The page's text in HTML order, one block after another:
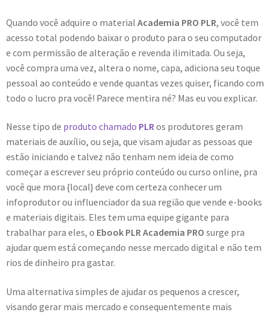
Quando você adquire o material Academia PRO PLR, você tem
acesso total podendo baixar o produto para o seu computador
e com permissão de alteração e revenda ilimitada. Ou seja,
você compra uma vez, altera o nome, capa, adiciona seu toque
pessoal ao conteúdo e vende quantas vezes quiser, ficando com
todo o lucro pra você! Parece mentira né? Mas eu vou explicar.
Nesse tipo de produto chamado PLRos produtores geram
materiais de auxílio, ou seja, que visam ajudar as pessoas que
estão iniciando e talvez não tenham nem ideia de como
começar a escrever seu próprio conteúdo ou curso online, pra
você que mora {local} deve com certeza conhecer um
infoprodutor ou influenciador da sua região que vende e-books
e materiais digitais. Eles tem uma equipe gigante para
trabalhar para eles, o Ebook PLR Academia PRO surge pra
ajudar quem está começando nesse mercado digital e não tem
rios de dinheiro pra gastar.
Uma alternativa simples de ajudar os pequenos a crescer,
visando gerar mais mercado e consequentemente mais